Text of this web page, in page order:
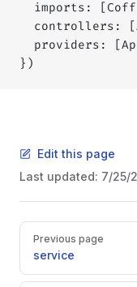
imports:
controllers:
providers:
})
Edit this page
Last updated: 7/25/
Pager
Previous page
service